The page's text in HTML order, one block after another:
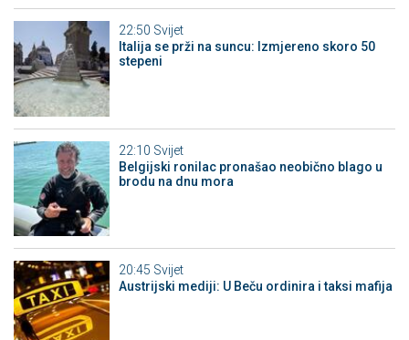
22:50 Svijet
Italija se prži na suncu: Izmjereno skoro 50
stepeni
22:10 Svijet
Belgijski ronilac pronašao neobično blago u
brodu na dnu mora
20:45 Svijet
Austrijski mediji: U Beču ordinira i taksi mafija